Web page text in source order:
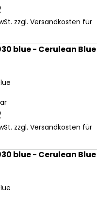
zzgl. Versandkosten für
blue - Cerulean Blue
zzgl. Versandkosten für
blue - Cerulean Blue